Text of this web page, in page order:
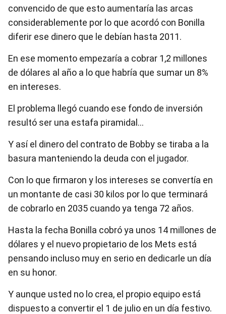
convencido de que esto aumentaría las arcas
considerablemente por lo que acordó con Bonilla
diferir ese dinero que le debían hasta 2011.
En ese momento empezaría a cobrar 1,2 millones
de dólares al año a lo que habría que sumar un 8%
en intereses.
El problema llegó cuando ese fondo de inversión
resultó ser una estafa piramidal…
Y así el dinero del contrato de Bobby se tiraba a la
basura manteniendo la deuda con el jugador.
Con lo que firmaron y los intereses se convertía en
un montante de casi 30 kilos por lo que terminará
de cobrarlo en 2035 cuando ya tenga 72 años.
Hasta la fecha Bonilla cobró ya unos 14 millones de
dólares y el nuevo propietario de los Mets está
pensando incluso muy en serio en dedicarle un día
en su honor.
Y aunque usted no lo crea, el propio equipo está
dispuesto a convertir el 1 de julio en un día festivo.